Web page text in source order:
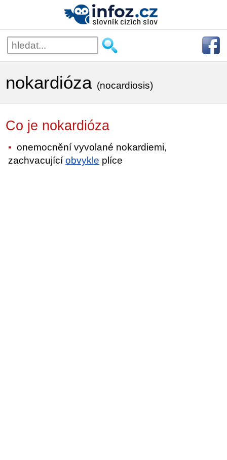
nokardióza (nocardiosis)
Co je nokardióza
onemocnění vyvolané nokardiemi,
zachvacujícíobvykle plíce